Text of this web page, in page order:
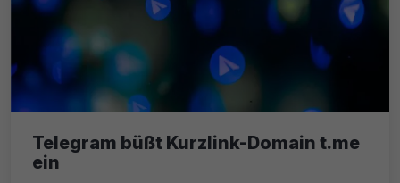
Telegram büßt Kurzlink-Domain t.me
ein